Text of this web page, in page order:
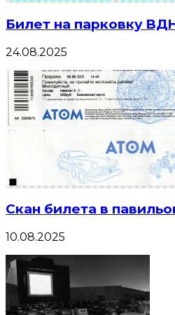
Билет на парковку
24.08.2025
Скан билета в
10.08.2025